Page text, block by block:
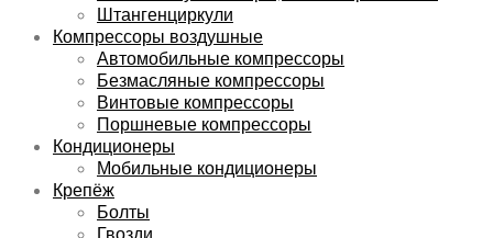
Штангенциркули
Компрессоры воздушные
Автомобильные компрессоры
Безмасляные компрессоры
Винтовые компрессоры
Поршневые компрессоры
Кондиционеры
Мобильные кондиционеры
Крепёж
Болты
Гвозди